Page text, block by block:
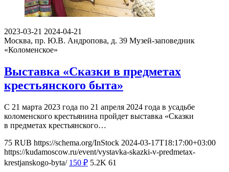
2023-03-21 2024-04-21
Москва, пр. Ю.В. Андропова, д. 39 Музей-заповедник
«Коломенское»
Выставка «Сказки в предметах
крестьянского быта»
С 21 марта 2023 года по 21 апреля 2024 года в усадьбе
коломенского крестьянина пройдет выставка «Сказки
в предметах крестьянского…
75 RUB https://schema.org/InStock 2024-03-17T18:17:00+03:00
https://kudamoscow.ru/event/vystavka-skazki-v-predmetax-
krestjanskogo-byta/ 150 ₽ 5.2K 61